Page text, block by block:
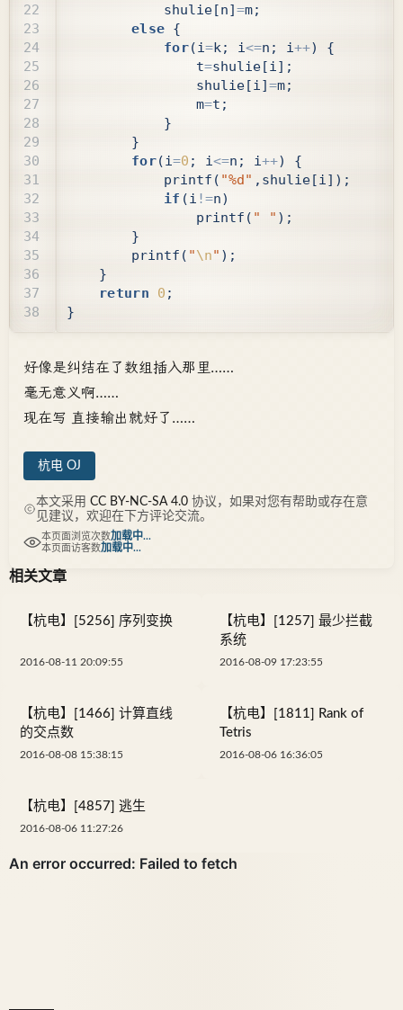
24
34
shulie[n]=m;
else {
for(i=k; i<=n ; i++)
{
t=shulie[i];
shulie[i]=m;
m=t ;
}
}
for(i=0 ; i<=n ; i++)
{
printf ( "%d" , shulie[i]);
if (i !=n)
printf ( " " );
}
printf ( "\n" );
}
return
0 ;
}
好像是纠结在了数组插入那里……
毫无意义啊……
现在写 直接输出就好了……
杭电 OJ
本文采用 CC BY-NC-SA 4.0协议，如果对您有帮助或存在意
见建议，欢迎在下方评论交流。
本页面浏览次数加载中...
本页面访客数加载中...
相关文章
【杭电】[5256] 序列变换
2016-08-11 20:09:55
【杭电】[1257] 最少拦截
系统
2016-08-09 17:23:55
【杭电】[1466] 计算直线
的交点数
2016-08-08 15:38:15
【杭电】[1811] Rank of
Tetris
2016-08-06 16:36:05
【杭电】[4857] 逃生
2016-08-06 11:27:26